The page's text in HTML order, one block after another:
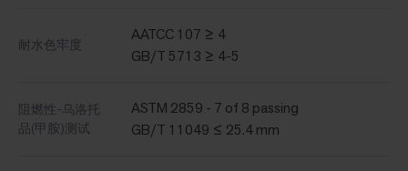
耐水色牢度
AATCC 107 ≥ 4
GB/T 5713 ≥ 4-5
阻燃性-乌洛托
品(甲胺)测试
ASTM 2859 - 7 of 8 passing
GB/T 11049 ≤ 25.4 mm